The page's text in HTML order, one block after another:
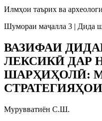
Илмҳои таърих ва
Шумораи маҷалла 3 | Дида
ВАЗИФАИ
ЛЕКСИКӢ ДАР
ШАРҲИҲОЛӢ:
Мурувватиён С.Ш.